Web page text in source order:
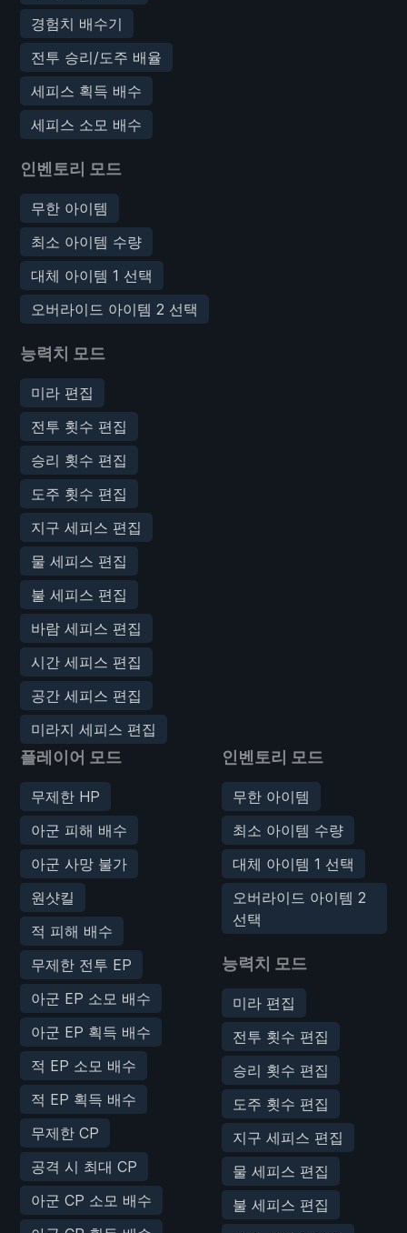
경험치 배수기
전투 승리/도주 배율
세피스 획득 배수
세피스 소모 배수
인벤토리 모드
무한 아이템
최소 아이템 수량
대체 아이템 1 선택
오버라이드 아이템 2 선택
능력치 모드
미라 편집
전투 횟수 편집
승리 횟수 편집
도주 횟수 편집
지구 세피스 편집
물 세피스 편집
불 세피스 편집
바람 세피스 편집
시간 세피스 편집
공간 세피스 편집
미라지 세피스 편집
플레이어 모드
무제한 HP
아군 피해 배수
아군 사망 불가
원샷킬
적 피해 배수
무제한 전투 EP
아군 EP 소모 배수
아군 EP 획득 배수
적 EP 소모 배수
적 EP 획득 배수
무제한 CP
공격 시 최대 CP
아군 CP 소모 배수
인벤토리 모드
무한 아이템
최소 아이템 수량
대체 아이템 1 선택
오버라이드 아이템 2
선택
능력치 모드
미라 편집
전투 횟수 편집
승리 횟수 편집
도주 횟수 편집
지구 세피스 편집
물 세피스 편집
불 세피스 편집